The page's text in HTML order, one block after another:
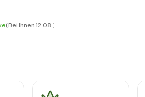
(Bei Ihnen 12.08.)